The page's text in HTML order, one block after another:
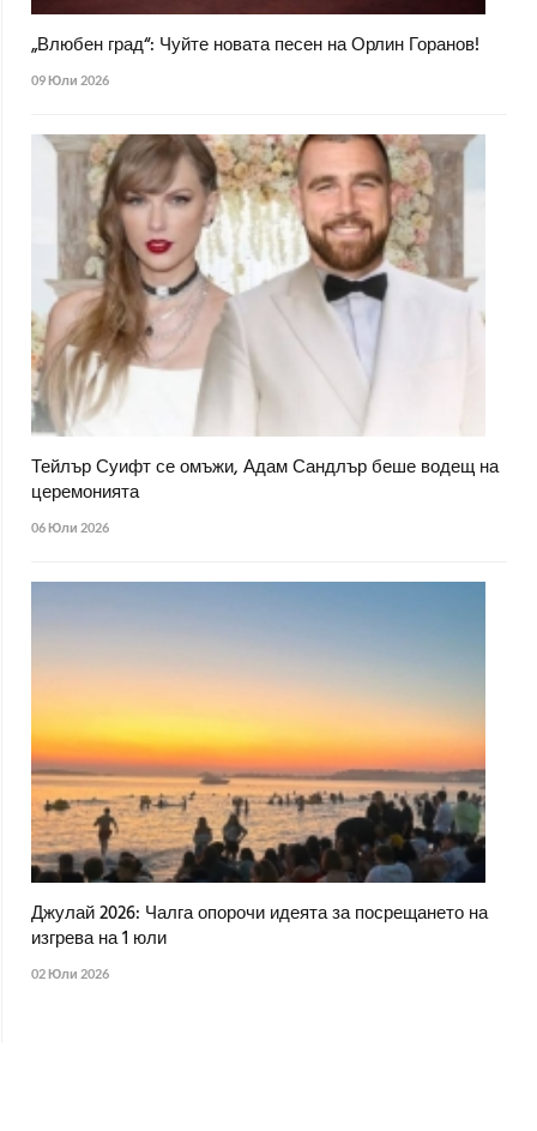
„Влюбен град“: Чуйте новата песен на Орлин Горанов!
09 Юли 2026
Тейлър Суифт се омъжи, Адам Сандлър беше водещ на
церемонията
06 Юли 2026
Джулай 2026: Чалга опорочи идеята за посрещането на
изгрева на 1 юли
02 Юли 2026